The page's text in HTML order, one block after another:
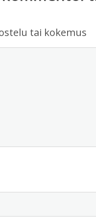
tai kokemus